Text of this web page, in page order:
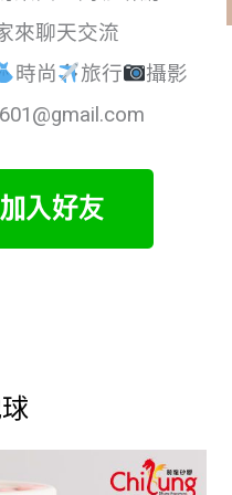
來聊天交流
時尚 旅行
攝影